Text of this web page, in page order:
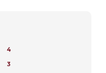
4
3